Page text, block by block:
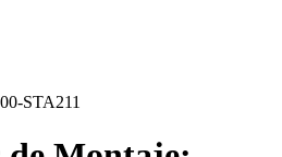
STA211